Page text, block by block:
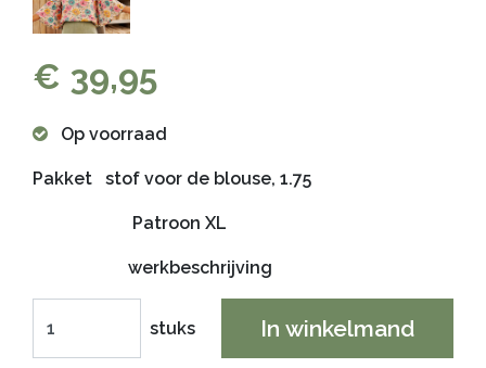
€ 39,95
Op voorraad
Pakket stof voor de blouse, 1.75
Patroon XL
werkbeschrijving
stuks In winkelmand